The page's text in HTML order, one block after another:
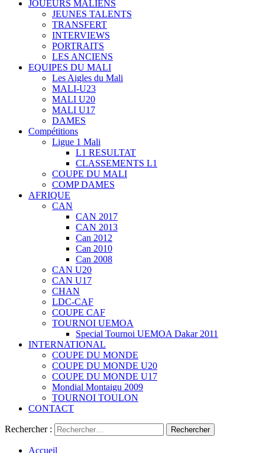
JOUEURS MALIENS
JEUNES TALENTS
TRANSFERT
INTERVIEWS
PORTRAITS
LES ANCIENS
EQUIPES DU MALI
Les Aigles du Mali
MALI-U23
MALI U20
MALI U17
DAMES
Compétitions
Ligue 1 Mali
L1 RESULTAT
CLASSEMENTS L1
COUPE DU MALI
COMP DAMES
AFRIQUE
CAN
CAN 2017
CAN 2013
Can 2012
Can 2010
Can 2008
CAN U20
CAN U17
CHAN
LDC-CAF
COUPE CAF
TOURNOI UEMOA
Special Tournoi UEMOA Dakar 2011
INTERNATIONAL
COUPE DU MONDE
COUPE DU MONDE U20
COUPE DU MONDE U17
Mondial Montaigu 2009
TOURNOI TOULON
CONTACT
Rechercher :
Accueil